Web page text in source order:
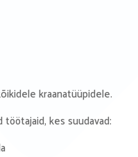
kraanatüüpidele.
kes suudavad: